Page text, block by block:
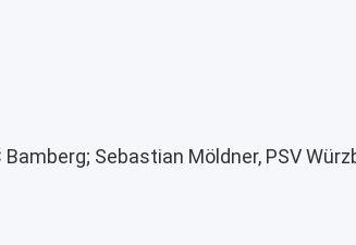
Sebastian Möldner, PSV